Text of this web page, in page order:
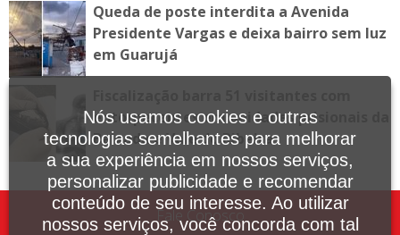
Queda de poste interdita a Avenida
Presidente Vargas e deixa bairro sem luz
em Guarujá
entorpecentes em unidades prisionais da
Baixada e Vale do Ribeira
Fale Conosco
Nós usamos cookies e outras
tecnologias semelhantes para melhorar
a sua experiência em nossos serviços,
personalizar publicidade e recomendar
conteúdo de seu interesse. Ao utilizar
nossos serviços, você concorda com tal